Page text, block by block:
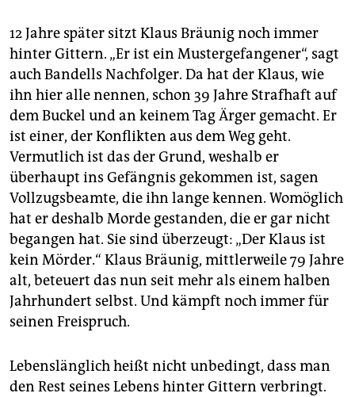
12 Jahre später sitzt Klaus Bräunig noch immer
hinter Gittern. „Er ist ein Mustergefangener“, sagt
auch Bandells Nachfolger. Da hat der Klaus, wie
ihn hier alle nennen, schon 39 Jahre Strafhaft auf
dem Buckel und an keinem Tag Ärger gemacht. Er
ist einer, der Konflikten aus dem Weg geht.
Vermutlich ist das der Grund, weshalb er
überhaupt ins Gefängnis gekommen ist, sagen
Vollzugsbeamte, die ihn lange kennen. Womöglich
hat er deshalb Morde gestanden, die er gar nicht
begangen hat. Sie sind überzeugt: „Der Klaus ist
kein Mörder.“ Klaus Bräunig, mittlerweile 79 Jahre
alt, beteuert das nun seit mehr als einem halben
Jahrhundert selbst. Und kämpft noch immer für
seinen Freispruch.
Lebenslänglich heißt nicht unbedingt, dass man
den Rest seines Lebens hinter Gittern verbringt.